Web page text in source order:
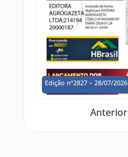
Edição nº2827 – 28/07/2026
Anterior